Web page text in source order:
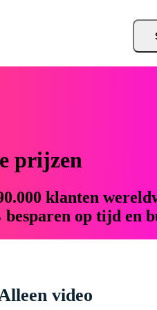
prijzen
klanten
op tijd en
video